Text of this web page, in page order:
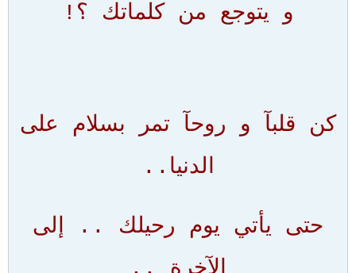
و يتوجع من كلماتك ؟!
كن قلبآ و روحآ تمر بسلام على
الدنيا..
حتى يأتي يوم رحيلك .. إلى